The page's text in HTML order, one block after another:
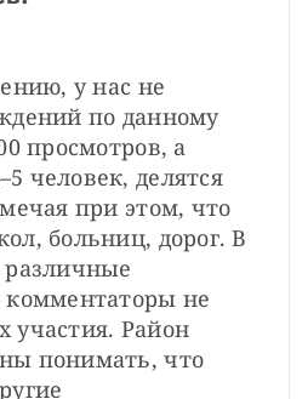
у нас не
по данному
просмотров, а
человек, делятся
при этом, что
больниц, дорог. В
различные
не
участия. Район
понимать, что